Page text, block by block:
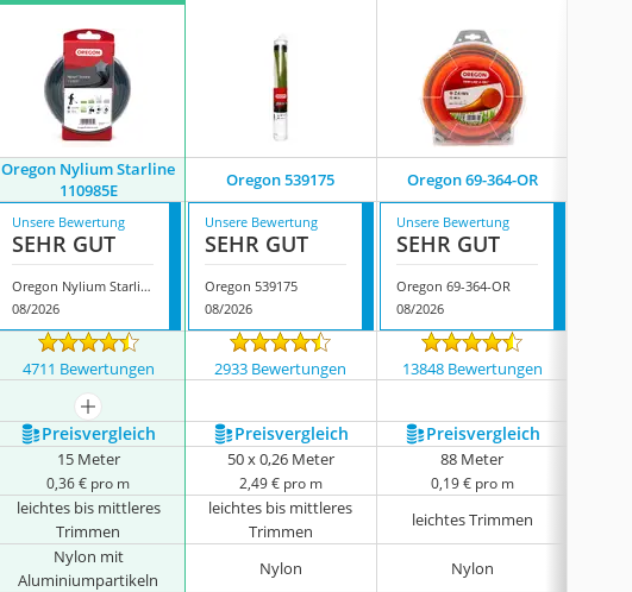
Oregon Nylium Starline
110985E
Oregon 539175 Oregon ‎69-364-OR
Unsere Bewertung
SEHR GUT
Oregon Nylium Starline 110985E
08/2026
Unsere Bewertung
SEHR GUT
Oregon 539175
08/2026
Unsere Bewertung
SEHR GUT
Oregon ‎69-364-OR
08/2026
4711 Bewertungen 2933 Bewertungen 13848 Bewertungen
mehr anzeigen
Preis­vergleich Preis­vergleich Preis­vergleich
15 Meter
0,36 € pro m
50 x 0,26 Meter
2,49 € pro m
88 Meter
0,19 € pro m
leichtes bis mittleres
Trimmen
leichtes bis mittleres
Trimmen
leichtes Trimmen
Nylon mit
Aluminiumpartikeln
Nylon Nylon